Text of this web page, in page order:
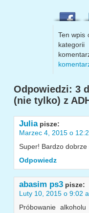
Ten wpis
kategorii
Odpowiedzi: 3
(nie tylko) z
Julia pisze:
Marzec 4, 2015 o
Super! Bardzo
Odpowiedz
abasim ps3 pisze:
Luty 10, 2015 o 9:02
Próbowanie